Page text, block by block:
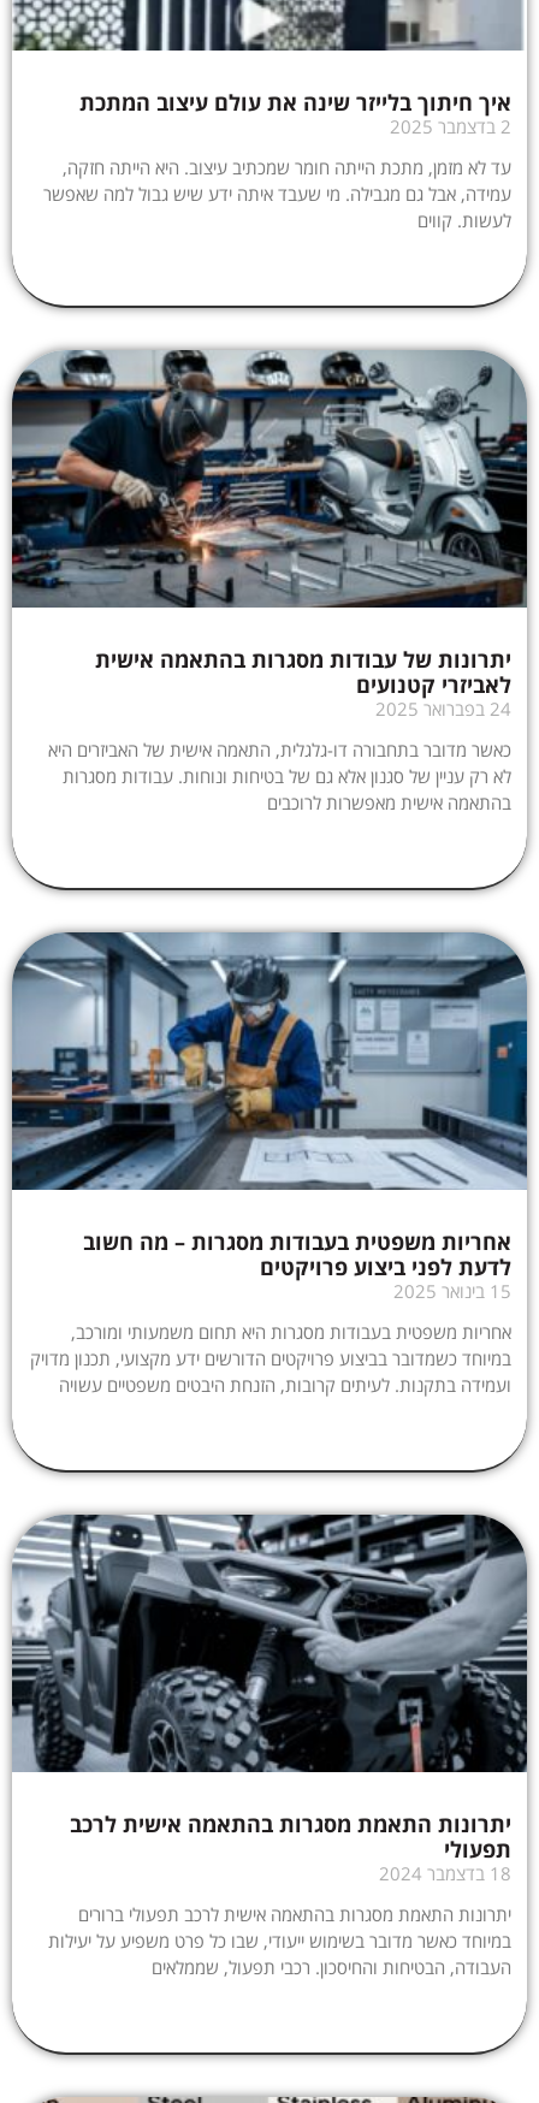
איך חיתוך בלייזר שינה את עולם עיצוב המתכת
2 בדצמבר 2025
עד לא מזמן, מתכת הייתה חומר שמכתיב עיצוב. היא הייתה חזקה,
עמידה, אבל גם מגבילה. מי שעבד איתה ידע שיש גבול למה שאפשר
לעשות. קווים
יתרונות של עבודות מסגרות בהתאמה אישית
לאביזרי קטנועים
24 בפברואר 2025
כאשר מדובר בתחבורה דו-גלגלית, התאמה אישית של האביזרים היא
לא רק עניין של סגנון אלא גם של בטיחות ונוחות. עבודות מסגרות
בהתאמה אישית מאפשרות לרוכבים
אחריות משפטית בעבודות מסגרות – מה חשוב
לדעת לפני ביצוע פרויקטים
15 בינואר 2025
אחריות משפטית בעבודות מסגרות היא תחום משמעותי ומורכב,
במיוחד כשמדובר בביצוע פרויקטים הדורשים ידע מקצועי, תכנון מדויק
ועמידה בתקנות. לעיתים קרובות, הזנחת היבטים משפטיים עשויה
יתרונות התאמת מסגרות בהתאמה אישית לרכב
תפעולי
18 בדצמבר 2024
יתרונות התאמת מסגרות בהתאמה אישית לרכב תפעולי ברורים
במיוחד כאשר מדובר בשימוש ייעודי, שבו כל פרט משפיע על יעילות
העבודה, הבטיחות והחיסכון. רכבי תפעול, שממלאים